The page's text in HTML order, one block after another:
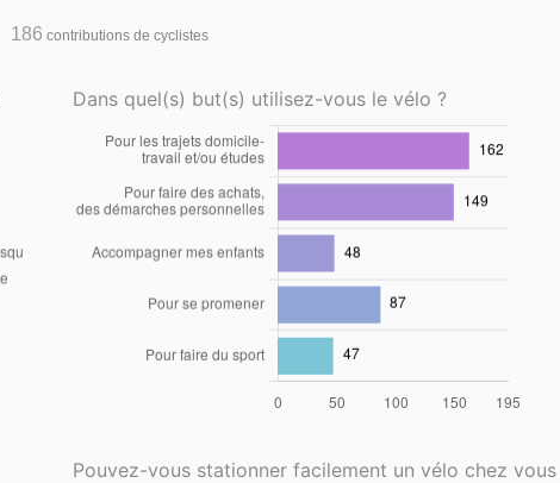
186 contributions de cyclistes
Dans quel(s) but(s) utilisez-vous le vélo ?
Pouvez-vous stationner facilement un vélo chez vous